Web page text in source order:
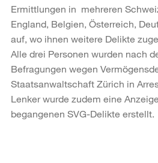
Ermittlungen in mehreren
England, Belgien, Österreich,
auf, wo ihnen weitere Delikte
Alle drei Personen wurden nach
Befragungen wegen
Staatsanwaltschaft Zürich in
Lenker wurde zudem eine
begangenen SVG-Delikte erstellt.